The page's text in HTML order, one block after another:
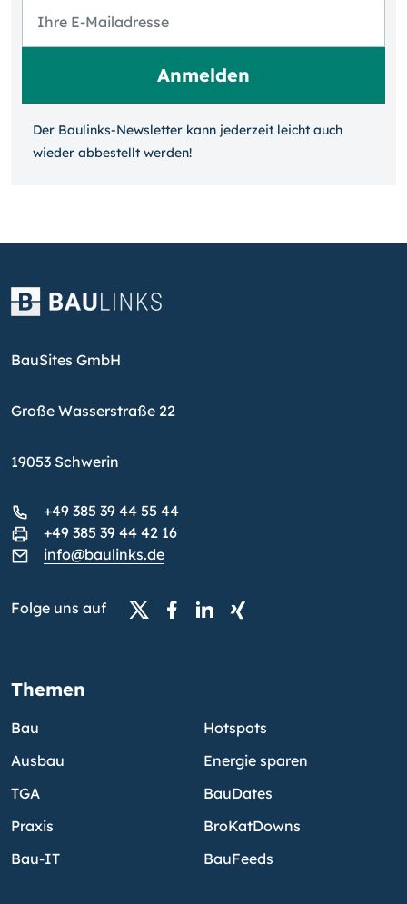
Der Baulinks-Newsletter kann jeder­zeit leicht auch
wieder ab­bestellt werden!
BauSites GmbH
Große Wasserstraße 22
19053 Schwerin
+49 385 39 44 55 44
+49 385 39 44 42 16
info@baulinks.de
Folge uns auf
Themen
Bau
Ausbau
TGA
Praxis
Bau-IT
Hotspots
Energie sparen
BauDates
BroKatDowns
BauFeeds